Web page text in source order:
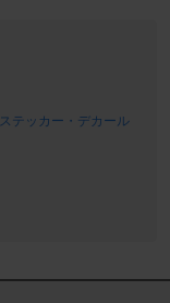
ステッカー・デカール